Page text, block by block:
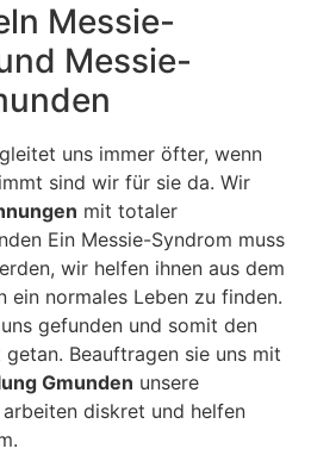
Messie-
Messie-
uns immer öfter, wenn
sind wir für sie da. Wir
mit totaler
Ein Messie-Syndrom muss
wir helfen ihnen aus dem
ein normales Leben zu finden.
gefunden und somit den
Beauftragen sie uns mit
Gmunden unsere
diskret und helfen